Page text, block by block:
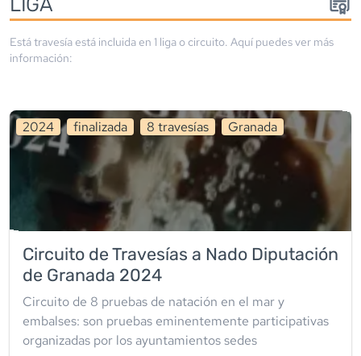
Está travesía está incluida en 1 liga o circuito. Aquí puedes ver más
información:
2024 finalizada 8 travesías Granada
Circuito de Travesías a Nado Diputación
de Granada 2024
Circuito de 8 pruebas de natación en el mar y
embalses: son pruebas eminentemente participativas
organizadas por los ayuntamientos sedes